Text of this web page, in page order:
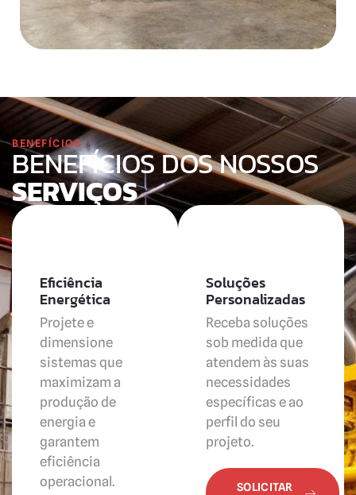
BENEFÍCIOS
BENEFÍCIOS DOS NOSSOS
SERVIÇOS
Eficiência
Energética
Projete e
dimensione
sistemas que
maximizam a
produção de
energia e
garantem
eficiência
operacional.
Soluções
Personalizadas
Receba soluções
sob medida que
atendem às suas
necessidades
específicas e ao
perfil do seu
projeto.
SOLICITAR